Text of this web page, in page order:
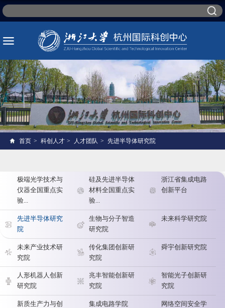
首页 > 科创人才 > 人才团队 > 先进半导体研究院
极端光学技术与
仪器全国重点实
验...
硅及先进半导体
材料全国重点实
验...
浙江省集成电路
创新平台
先进半导体研究
院
生物与分子智造
研究院
未来科学研究院
未来产业技术研
究院
传化集团创新研
究院
舜宇创新研究院
人形机器人创新
研究院
兆丰智能创新研
究院
智能光子创新研
究院
新质生产力与创
集成电路学院
网络空间安全学